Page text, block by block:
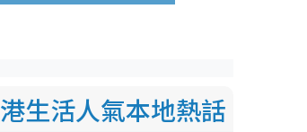
港生活人氣本地熱話